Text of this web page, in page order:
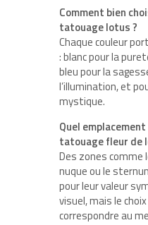
Comment bien
tatouage lotus ?
Chaque couleur
: blanc pour la
bleu pour la
l’illumination, et
mystique.
Quel
tatouage fleur de
Des zones comme
nuque ou le
pour leur valeur
visuel, mais le
correspondre au